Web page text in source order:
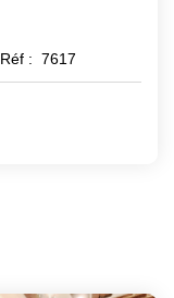
Réf : 7617